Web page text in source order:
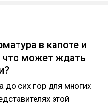
в капоте и
что может ждать
до сих пор для многих
этой